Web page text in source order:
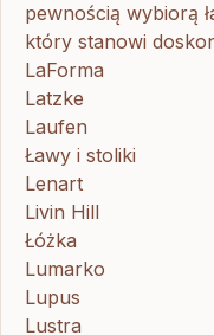
pewnością wybiorą
który stanowi
LaForma
Latzke
Laufen
Ławy i stoliki
Lenart
Livin Hill
Łóżka
Lumarko
Lupus
Lustra